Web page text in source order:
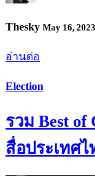
Thesky May 16, 2023
อ่านต่อ
Election
รวม Best of
สื่อประเทศไ